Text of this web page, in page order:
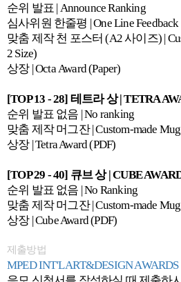
순위 발표 | Announce Ranking
심사위원 한줄평 | One Line Feedback
맞춤 제작 천 포스터 (A2 사이즈) |
2 Size)
상장 | Octa Award (Paper)
[TOP 13 - 28] 테트라 상 | TETRA
순위 발표 없음 | No ranking
맞춤 제작 머그잔 | Custom-made Mug
상장 | Tetra Award (PDF)
[TOP 29 - 40] 큐브 상 | CUBE
순위 발표 없음 | No Ranking
맞춤 제작 머그잔 | Custom-made Mug
상장 | Cube Award (PDF)
제출방법
MPED INT'L ART&DESIGN AWARDS